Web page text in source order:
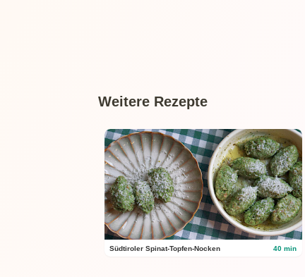
Weitere Rezepte
Südtiroler Spinat-Topfen-Nocken 40 min